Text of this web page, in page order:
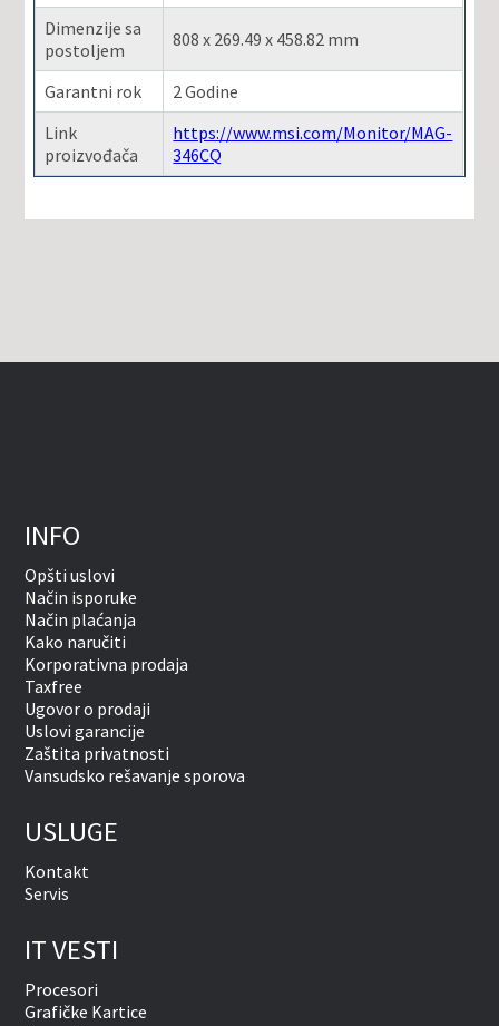
Dimenzije sa
postoljem
808 x 269.49 x 458.82 mm
Garantni rok
2 Godine
Link
proizvođača
https://www.msi.com/Monitor/MAG-
346CQ
INFO
Opšti uslovi
Način isporuke
Način plaćanja
Kako naručiti
Korporativna prodaja
Taxfree
Ugovor o prodaji
Uslovi garancije
Zaštita privatnosti
Vansudsko rešavanje sporova
USLUGE
Kontakt
Servis
IT VESTI
Procesori
Grafičke Kartice